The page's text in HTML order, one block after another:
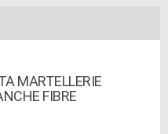
MARTELLERIE
FIBRE